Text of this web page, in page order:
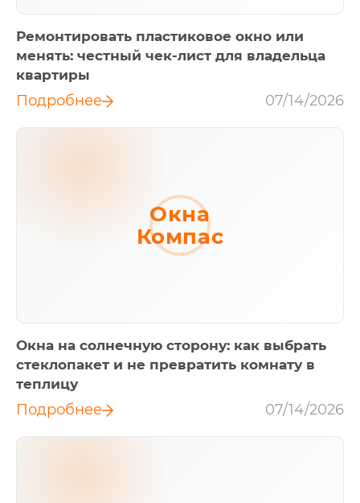
Ремонтировать пластиковое окно или
менять: честный чек-лист для владельца
квартиры
Подробнее 07/14/2026
Окна
Компас
Окна на солнечную сторону: как выбрать
стеклопакет и не превратить комнату в
теплицу
Подробнее 07/14/2026